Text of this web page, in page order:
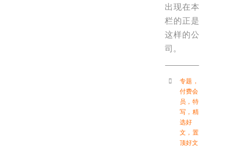
出现在本
栏的正是
这样的公
司。
专题 ，
付费会
员 ， 特
写 ， 精
选好
文 ， 置
顶好文